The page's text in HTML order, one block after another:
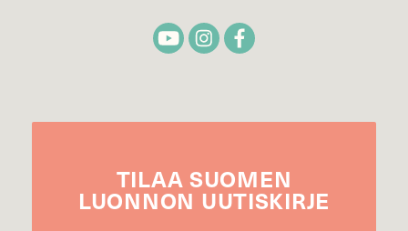
TILAA SUOMEN
LUONNON UUTIS­KIRJE